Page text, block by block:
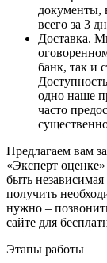
документы,
всего за 3
Доставка.
банк, так и
одно наше
часто
Предлагаем вам
«Эксперт
быть
получить
нужно –
сайте для
Этапы работы